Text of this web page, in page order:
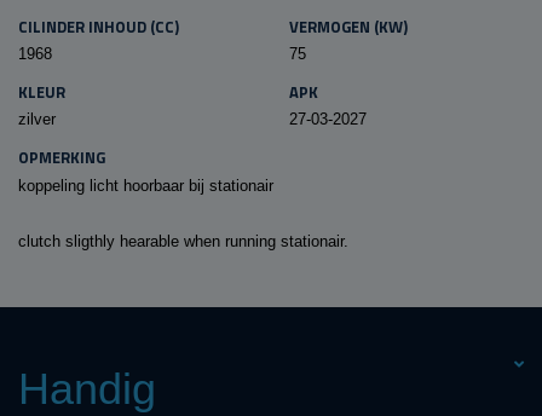
CILINDER INHOUD (CC)
1968
VERMOGEN (KW)
75
KLEUR
zilver
APK
27-03-2027
OPMERKING
koppeling licht hoorbaar bij stationair
clutch sligthly hearable when running stationair.
Handig